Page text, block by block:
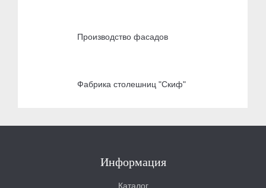
Производство фасадов
Фабрика столешниц "Скиф"
Информация
Каталог